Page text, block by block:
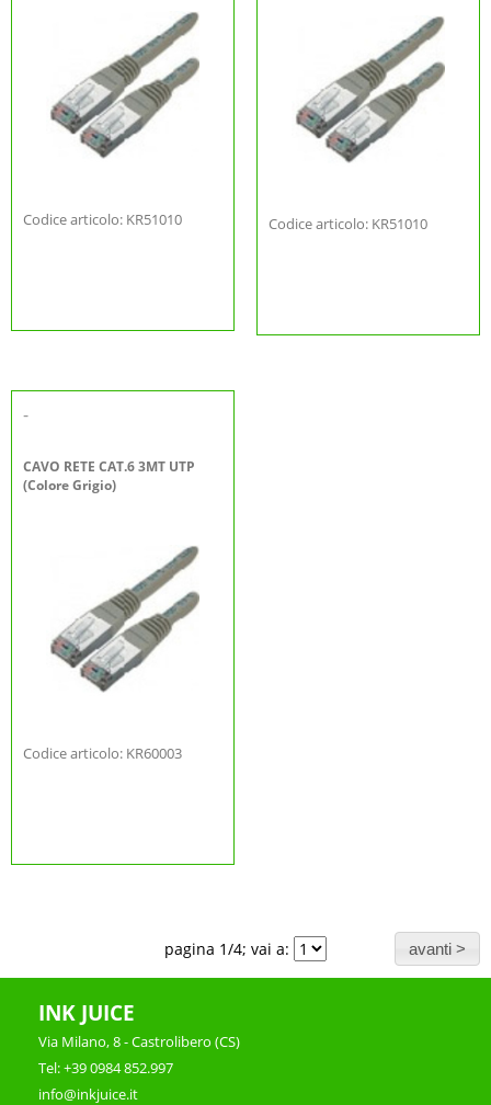
Codice articolo: KR51010 Codice articolo: KR51010
-
CAVO RETE CAT.6 3MT UTP
(Colore Grigio)
Codice articolo: KR60003
pagina 1/4; vai a:
INK JUICE
Via Milano, 8 - Castrolibero (CS)
Tel: +39 0984 852.997
info@inkjuice.it